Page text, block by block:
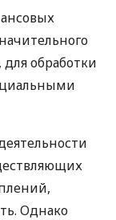
обработки
Однако